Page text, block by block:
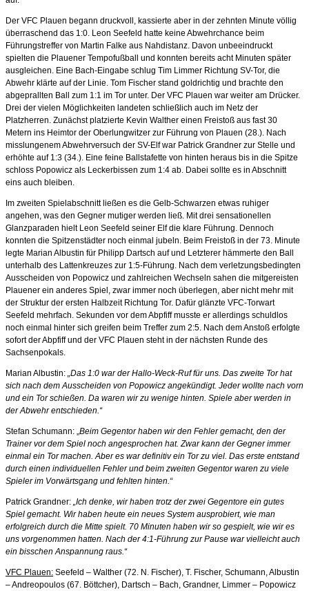
Der VFC Plauen begann druckvoll, kassierte aber in der zehnten Minute völlig
überraschend das 1:0. Leon Seefeld hatte keine Abwehrchance beim
Führungstreffer von Martin Falke aus Nahdistanz. Davon unbeeindruckt
spielten die Plauener Tempofußball und konnten bereits acht Minuten später
ausgleichen. Eine Bach-Eingabe schlug Tim Limmer Richtung SV-Tor, die
Abwehr klärte auf der Linie. Tom Fischer stand goldrichtig und brachte den
abgeprallten Ball zum 1:1 im Tor unter. Der VFC Plauen war weiter am Drücker.
Drei der vielen Möglichkeiten landeten schließlich auch im Netz der
Platzherren. Zunächst platzierte Kevin Walther einen Freistoß aus fast 30
Metern ins Heimtor der Oberlungwitzer zur Führung von Plauen (28.). Nach
misslungenem Abwehrversuch der SV-Elf war Patrick Grandner zur Stelle und
erhöhte auf 1:3 (34.). Eine feine Ballstafette von hinten heraus bis in die Spitze
schloss Popowicz als Leckerbissen zum 1:4 ab. Dabei sollte es in Abschnitt
eins auch bleiben.
Im zweiten Spielabschnitt ließen es die Gelb-Schwarzen etwas ruhiger
angehen, was den Gegner mutiger werden ließ. Mit drei sensationellen
Glanzparaden hielt Leon Seefeld seiner Elf die klare Führung. Dennoch
konnten die Spitzenstädter noch einmal jubeln. Beim Freistoß in der 73. Minute
legte Marian Albustin für Philipp Dartsch auf und Letzterer hämmerte den Ball
unterhalb des Lattenkreuzes zur 1:5-Führung. Nach dem verletzungsbedingten
Ausscheiden von Popowicz und zahlreichen Wechseln sahen die mitgereisten
Plauener ein anderes Spiel, zwar immer noch überlegen, aber nicht mehr mit
der Struktur der ersten Halbzeit Richtung Tor. Dafür glänzte VFC-Torwart
Seefeld mehrfach. Sekunden vor dem Abpfiff musste er allerdings schuldlos
noch einmal hinter sich greifen beim Treffer zum 2:5. Nach dem Anstoß erfolgte
sofort der Abpfiff und der VFC Plauen steht in der nächsten Runde des
Sachsenpokals.
Marian Albustin: „Das 1:0 war der Hallo-Weck-Ruf für uns. Das zweite Tor hat
sich nach dem Ausscheiden von Popowicz angekündigt. Jeder wollte nach vorn
und ein Tor schießen. Da waren wir zu wenige hinten. Spiele aber werden in
der Abwehr entschieden.“
Stefan Schumann: „ Beim Gegentor haben wir den Fehler gemacht, den der
Trainer vor dem Spiel noch angesprochen hat. Zwar kann der Gegner immer
einmal ein Tor machen. Aber es war definitiv ein Tor zu viel. Das erste entstand
durch einen individuellen Fehler und beim zweiten Gegentor waren zu viele
Spieler im Vorwärtsgang und fehlten hinten.“
Patrick Grandner: „Ich denke, wir haben trotz der zwei Gegentore ein gutes
Spiel gemacht. Wir haben heute ein neues System ausprobiert, wie man
erfolgreich durch die Mitte spielt. 70 Minuten haben wir so gespielt, wie wir es
uns vorgenommen hatten. Nach der 4:1-Führung zur Pause war vielleicht auch
ein bisschen Anspannung raus.“
VFC Plauen: Seefeld – Walther (72. N. Fischer), T. Fischer, Schumann, Albustin
– Andreopoulos (67. Böttcher), Dartsch – Bach, Grandner, Limmer – Popowicz